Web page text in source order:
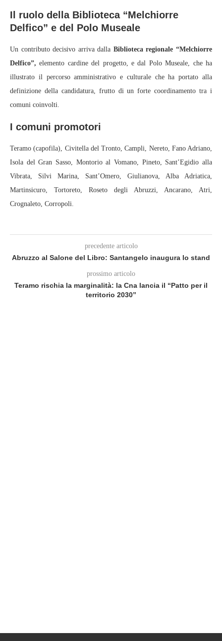
Il ruolo della Biblioteca “Melchiorre
Delfico” e del Polo Museale
Un contributo decisivo arriva dalla Biblioteca regionale “Melchiorre
Delfico”, elemento cardine del progetto, e dal Polo Museale, che ha
illustrato il percorso amministrativo e culturale che ha portato alla
definizione della candidatura, frutto di un forte coordinamento tra i
comuni coinvolti.
I comuni promotori
Teramo (capofila), Civitella del Tronto, Campli, Nereto, Fano Adriano,
Isola del Gran Sasso, Montorio al Vomano, Pineto, Sant’Egidio alla
Vibrata, Silvi Marina, Sant’Omero, Giulianova, Alba Adriatica,
Martinsicuro, Tortoreto, Roseto degli Abruzzi, Ancarano, Atri,
Crognaleto, Corropoli.
precedente articolo
Abruzzo al Salone del Libro: Santangelo inaugura lo stand
prossimo articolo
Teramo rischia la marginalità: la Cna lancia il “Patto per il
territorio 2030”